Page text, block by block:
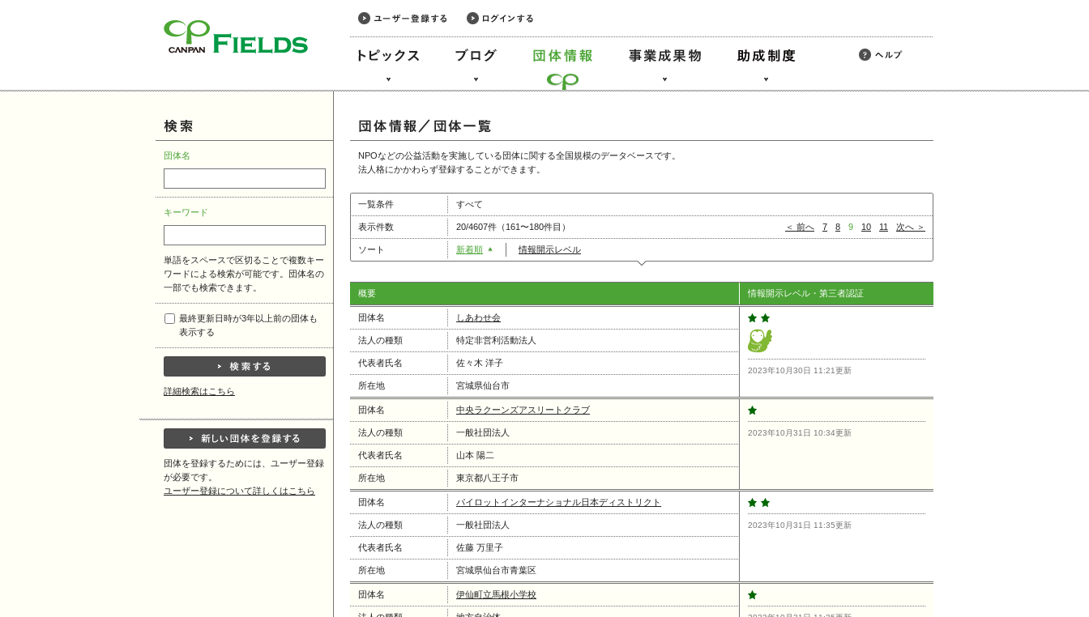
団体名
キーワード
単語をスペースで区切ることで複数キー
ワードによる検索が可能です。団体名の
一部でも検索できます。
最終更新日時が3年以上前の団体も
表示する
詳細検索はこちら
団体を登録するためには、ユーザー登録
が必要です。
ユーザー登録について詳しくはこちら
NPOなどの公益活動を実施している団体に関する全国規模のデータベースです。
法人格にかかわらず登録することができます。
一覧条件 すべて
表示件数 20/4607件（161〜180件目） ＜ 前へ 7 8 9 10 11 次へ ＞
ソート 新着順 情報開示レベル
概要 情報開示レベル・第三者認証
団体名 しあわせ会
法人の種類 特定非営利活動法人
代表者氏名 佐々木 洋子
所在地 宮城県仙台市
2023年10月30日 11:21更新
団体名 中央ラクーンズアスリートクラブ
法人の種類 一般社団法人
代表者氏名 山本 陽二
所在地 東京都八王子市
2023年10月31日 10:34更新
団体名 パイロットインターナショナル日本ディストリクト
法人の種類 一般社団法人
代表者氏名 佐藤 万里子
所在地 宮城県仙台市青葉区
2023年10月31日 11:35更新
団体名 伊仙町立馬根小学校